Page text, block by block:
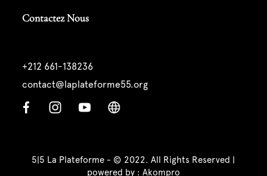
Contactez Nous
+212 661-138236
contact@laplateforme55.org
5|5 La Plateforme - © 2022. All Rights Reserved |
powered by : Akompro